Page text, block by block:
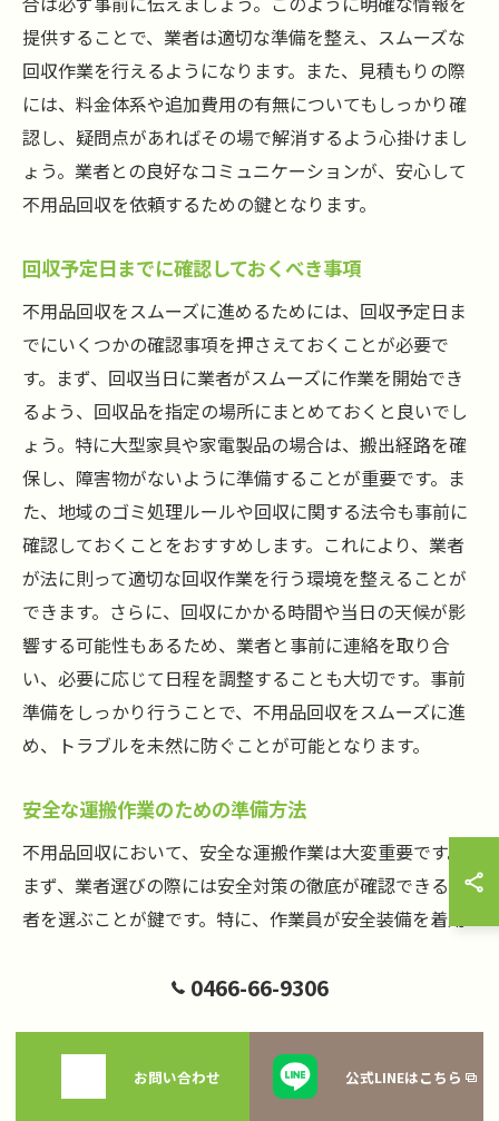
提供することで、業者は適切な準備を整え、スムーズな
回収作業を行えるようになります。また、見積もりの際
には、料金体系や追加費用の有無についてもしっかり確
認し、疑問点があればその場で解消するよう心掛けまし
ょう。業者との良好なコミュニケーションが、安心して
不用品回収を依頼するための鍵となります。
回収予定日までに確認しておくべき事項
不用品回収をスムーズに進めるためには、回収予定日ま
でにいくつかの確認事項を押さえておくことが必要で
す。まず、回収当日に業者がスムーズに作業を開始でき
るよう、回収品を指定の場所にまとめておくと良いでし
ょう。特に大型家具や家電製品の場合は、搬出経路を確
保し、障害物がないように準備することが重要です。ま
た、地域のゴミ処理ルールや回収に関する法令も事前に
確認しておくことをおすすめします。これにより、業者
が法に則って適切な回収作業を行う環境を整えることが
できます。さらに、回収にかかる時間や当日の天候が影
響する可能性もあるため、業者と事前に連絡を取り合
い、必要に応じて日程を調整することも大切です。事前
準備をしっかり行うことで、不用品回収をスムーズに進
め、トラブルを未然に防ぐことが可能となります。
安全な運搬作業のための準備方法
不用品回収において、安全な運搬作業は大変重要です。
まず、業者選びの際には安全対策の徹底が確認できる業
者を選ぶことが鍵です。特に、作業員が安全装備を着用
う。また、回収する不用品の種類によっては、法令に基
に準拠しているかを事前に確認しておくと安心です。さ
らに、運搬作業中の事故を防ぐために、作業エリアの確
0466-66-9306
お問い合わせ 公式LINEはこちら